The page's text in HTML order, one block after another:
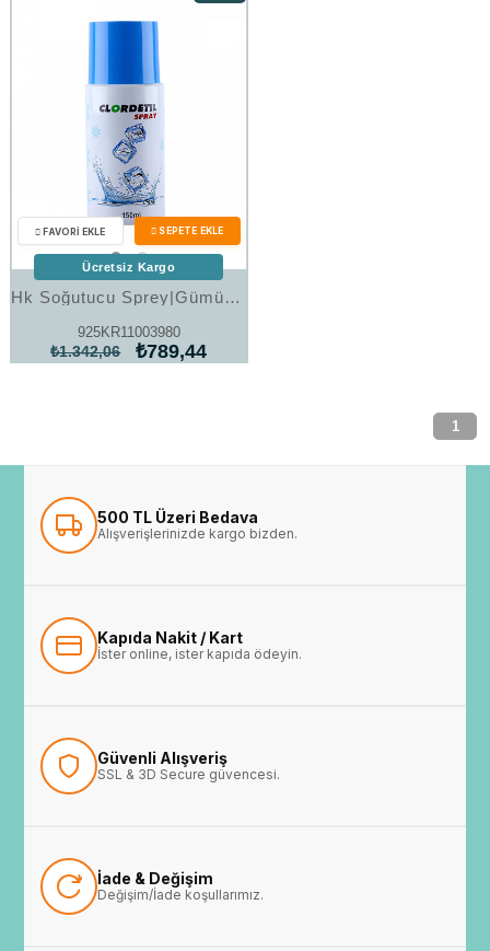
Hk Soğutucu Sprey|Gümüş Takı Hediyelik Ürünler
925KR11003980
₺789,44
₺1.342,06
Ücretsiz Kargo
1
500 TL Üzeri Bedava
Alışverişlerinizde kargo bizden.
Kapıda Nakit / Kart
İster online, ister kapıda ödeyin.
Güvenli Alışveriş
SSL & 3D Secure güvencesi.
İade & Değişim
Değişim/İade koşullarımız.